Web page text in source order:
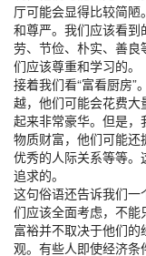
厅可能会显得比较简
和尊严。我们应该看
劳、节俭、朴实、善
们应该尊重和学习的。
接着我们看“富看厨房
越，他们可能会花费
起来非常豪华。但是
物质财富，他们可能还
优秀的人际关系等等
追求的。
这句俗语还告诉我们
们应该全面考虑，不
富裕并不取决于他们
观。有些人即使经济